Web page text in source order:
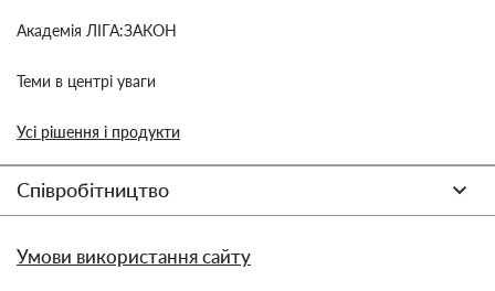
Академія ЛІГА:ЗАКОН
Теми в центрі уваги
Усі рішення і продукти
Співробітництво
Умови використання сайту